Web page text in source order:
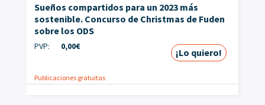
Sueños compartidos para un 2023 más
sostenible. Concurso de Christmas de Fuden
sobre los ODS
PVP: 0,00€
¡Lo quiero!
Publicaciones gratuitas